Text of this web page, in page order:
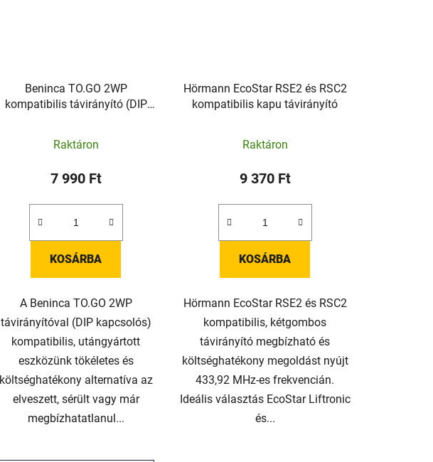
Beninca TO.GO 2WP
kompatibilis távirányító (DIP
Raktáron
7 990 Ft
KOSÁRBA
A Beninca TO.GO 2WP
távirányítóval (DIP kapcsolós)
kompatibilis, utángyártott
eszközünk tökéletes és
költséghatékony alternatíva az
elveszett, sérült vagy már
megbízhatatlanul...
Hörmann EcoStar RSE2 és RSC2
kompatibilis kapu távirányító
Raktáron
9 370 Ft
KOSÁRBA
Hörmann EcoStar RSE2 és RSC2
kompatibilis, kétgombos
távirányító megbízható és
költséghatékony megoldást nyújt
433,92 MHz-es frekvencián.
Ideális választás EcoStar Liftronic
és...